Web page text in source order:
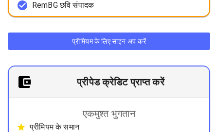
RemBG छवि संपादक
प्रीमियम के लिए साइन अप करें
प्रीपेड क्रेडिट प्राप्त करें
एकमुश्त भुगतान
प्रीमियम के समान